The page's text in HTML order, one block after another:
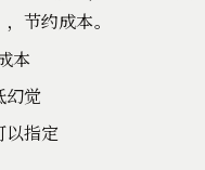
节约成本。
本
幻觉
指定